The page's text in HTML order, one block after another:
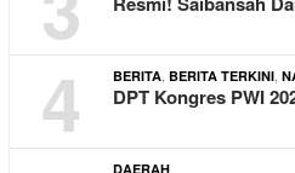
4 BERITA BERITA TERKINI
DPT Kongres PWI
DAERAH